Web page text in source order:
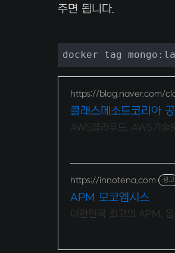
주면 됩니다.
docker tag
https://blog.naver.com/
클래스메소드코리아
AWS클라우드, AWS기술
https://innotena.com 광고
APM 모코엠시스
대한민국 최고의 APM,